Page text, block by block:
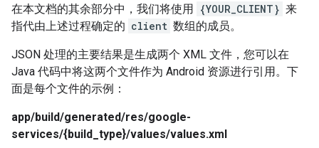
在本文档的其余部分中，我们将使用 {YOUR_CLIENT} 来
指代由上述过程确定的 client 数组的成员。
JSON 处理的主要结果是生成两个 XML 文件，您可以在
Java 代码中将这两个文件作为 Android 资源进行引用。下
面是每个文件的示例：
app/build/generated/res/google-
services/{build_type}/values/values.xml